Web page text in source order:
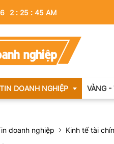
2 : 25 : 46 AM
TIN DOANH NGHIỆP
Thông tin doanh nghiệp
VÀNG -
doanh nghiệp Kinh tế tài